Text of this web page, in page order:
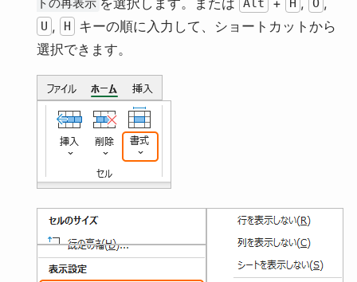
トの再表示 を選択します。または Alt + H , O ,
U , H
キーの順に入力して、ショートカットから
選択できます。